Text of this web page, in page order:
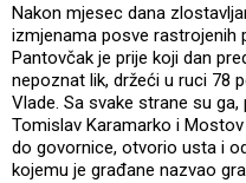
Nakon mjesec dana
izmjenama posve rastrojenih
Pantovčak je prije koji dan
nepoznat lik, držeći u ruci 78
Vlade. Sa svake strane su
Tomislav Karamarko i
do govornice, otvorio usta i
kojemu je građane nazvao